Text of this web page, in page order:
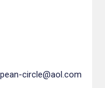
circle@aol.com